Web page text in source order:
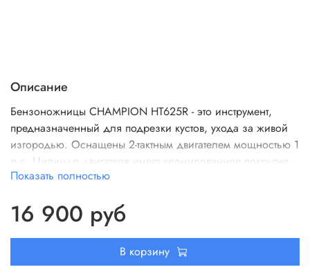
Описание
Бензоножницы CHAMPION HT625R - это инструмент,
предназначенный для подрезки кустов, ухода за живой
изгородью. Оснащены 2-тактным двигателем мощностью 1
л.с. Цилиндр двигателя имеет хромированное покрытие.
Длина режущей части - 60 см. Предусмотрена
90 градусов вправо и влево
Показать полностью
16 900 руб
В корзину